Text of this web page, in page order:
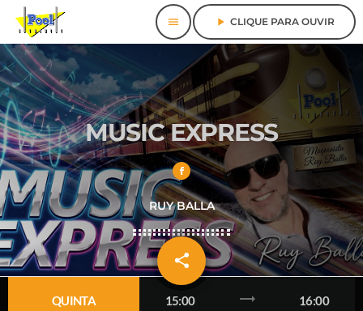
menu play_arrow CLIQUE PARA OUVIR
MUSIC EXPRESS
RUY BALLA
share
email
QUINTA 15:00 trending_flat 16:00